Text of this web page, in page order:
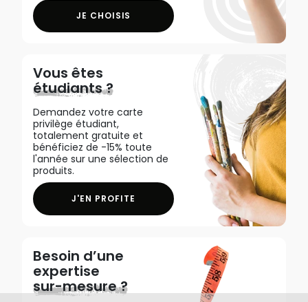
JE CHOISIS
Vous êtes
étudiants ?
Demandez votre carte
privilège étudiant,
totalement gratuite et
bénéficiez de -15% toute
l'année sur une sélection de
produits.
J'EN PROFITE
Besoin d’une
expertise
sur-mesure ?